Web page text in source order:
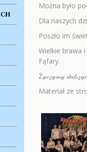
Można było
Dla naszych
Poszło im
Wielkie brawa
Fąfary.
Ż𝓎𝒸𝓏𝓎𝓂𝓎
Materiał ze